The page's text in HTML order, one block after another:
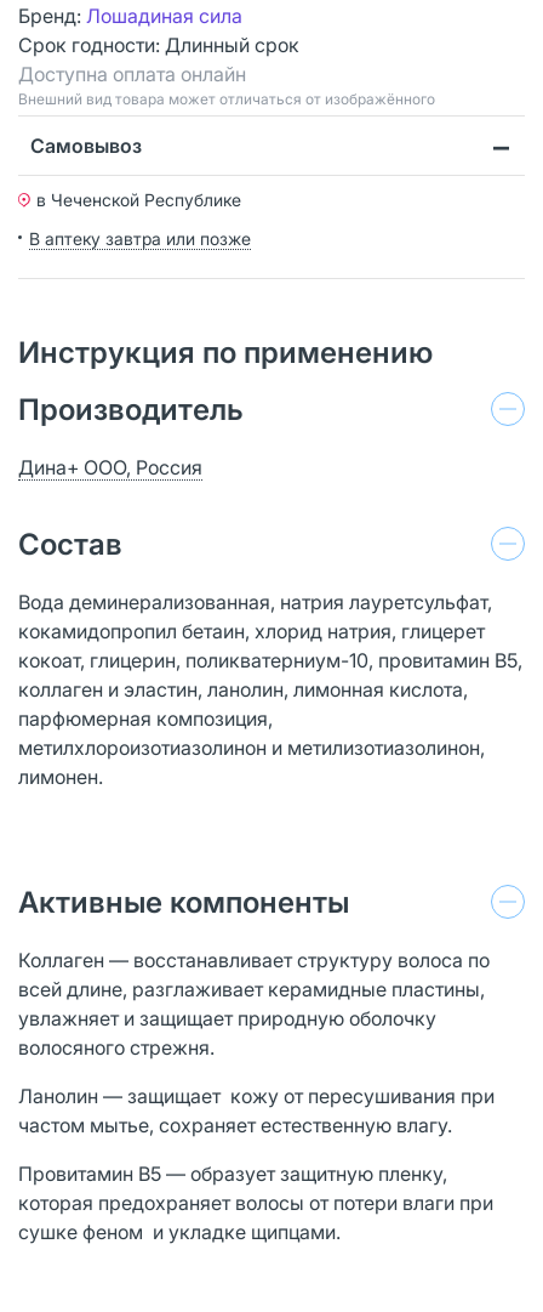
Бренд: Лошадиная сила
Срок годности: Длинный срок
Доступна оплата онлайн
Bнешний вид товара может отличаться от изображённого
Самовывоз
в Чеченской Республике
В аптеку завтра или позже
Инструкция по применению
Производитель
Дина+ ООО, Россия
Состав
Вода деминерализованная, натрия лауретсульфат,
кокамидопропил бетаин, хлорид натрия, глицерет
кокоат, глицерин, поликватерниум-10, провитамин В5,
коллаген и эластин, ланолин, лимонная кислота,
парфюмерная композиция,
метилхлороизотиазолинон и метилизотиазолинон,
лимонен.
Активные компоненты
Коллаген — восстанавливает структуру волоса по
всей длине, разглаживает керамидные пластины,
увлажняет и защищает природную оболочку
волосяного стрежня.
Ланолин — защищает кожу от пересушивания при
частом мытье, сохраняет естественную влагу.
Провитамин В5 — образует защитную пленку,
которая предохраняет волосы от потери влаги при
сушке феном и укладке щипцами.